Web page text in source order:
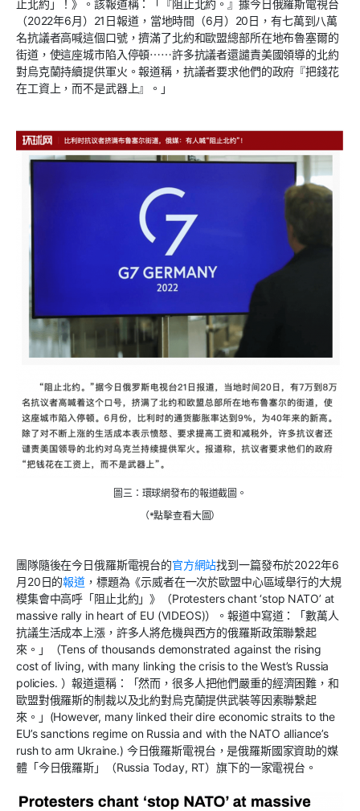
止北約」！》。該報道稱：「『阻止北約。』據今日俄羅斯電視台
（2022年6月）21日報道，當地時間（6月）20日，有七萬到八萬
名抗議者高喊這個口號，擠滿了北約和歐盟總部所在地布魯塞爾的
街道，使這座城市陷入停頓⋯⋯許多抗議者還譴責美國領導的北約
對烏克蘭持續提供軍火。報道稱，抗議者要求他們的政府『把錢花
在工資上，而不是武器上』。」
圖三：環球網發布的報道截圖。
（*點擊查看大圖）
團隊隨後在今日俄羅斯電視台的官方網站找到一篇發布於2022年6
月20日的報道，標題為《示威者在一次於歐盟中心區域舉行的大規
模集會中高呼「阻止北約」》（Protesters chant ‘stop NATO’ at
massive rally in heart of EU (VIDEOS)）。報道中寫道：「數萬人
抗議生活成本上漲，許多人將危機與西方的俄羅斯政策聯繫起
來。」（Tens of thousands demonstrated against the rising
cost of living, with many linking the crisis to the West’s Russia
policies. ）報道還稱：「然而，很多人把他們嚴重的經濟困難，和
歐盟對俄羅斯的制裁以及北約對烏克蘭提供武裝等因素聯繫起
來。」(However, many linked their dire economic straits to the
EU’s sanctions regime on Russia and with the NATO alliance’s
rush to arm Ukraine.) 今日俄羅斯電視台，是俄羅斯國家資助的媒
體「今日俄羅斯」（Russia Today, RT）旗下的一家電視台。